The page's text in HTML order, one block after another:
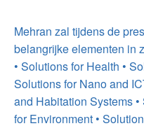
Mehran zal tijdens de
belangrijke elementen in
• Solutions for Health •
Solutions for Nano and
and Habitation Systems
for Environment •